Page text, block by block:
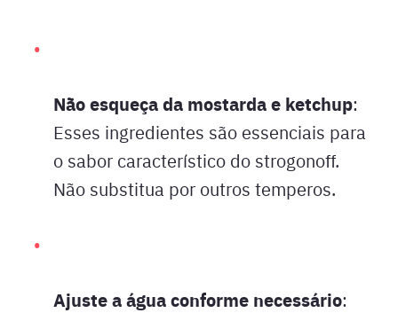
Não esqueça da mostarda e ketchup:
Esses ingredientes são essenciais para
o sabor característico do strogonoff.
Não substitua por outros temperos.
Ajuste a água conforme necessário: